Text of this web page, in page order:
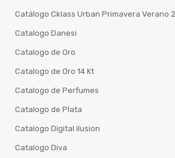
Catálogo Cklass Urban Primavera Verano
Catalogo Danesi
Catalogo de Oro
Catalogo de Oro 14 Kt
Catalogo de Perfumes
Catalogo de Plata
Catalogo Digital ilusion
Catalogo Diva